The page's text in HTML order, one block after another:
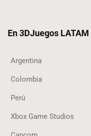
En 3DJuegos
Argentina
Colombia
Perú
Xbox Game Studios